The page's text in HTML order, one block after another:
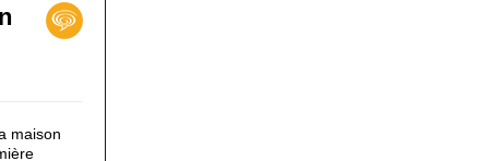
maison